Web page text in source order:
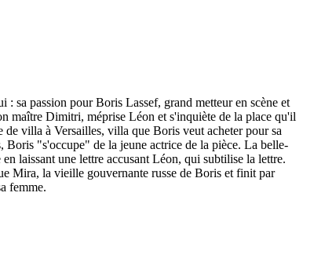
sa passion pour Boris Lassef, grand metteur en scène et
maître Dimitri, méprise Léon et s'inquiète de la place qu'il
villa à Versailles, villa que Boris veut acheter pour sa
Boris "s'occupe" de la jeune actrice de la pièce. La belle-
laissant une lettre accusant Léon, qui subtilise la lettre.
Mira, la vieille gouvernante russe de Boris et finit par
femme.